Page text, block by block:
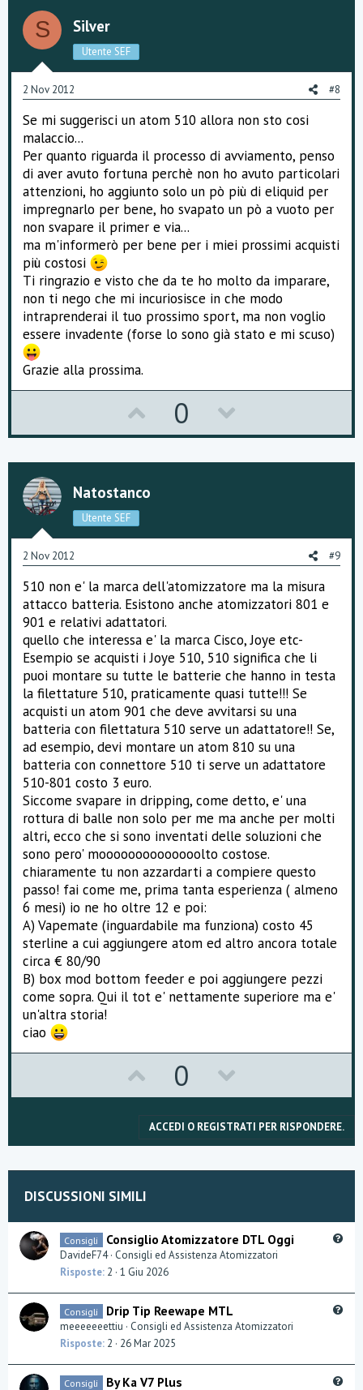
t
e
S Silver
Utente SEF
2 Nov 2012 #8
Se mi suggerisci un atom 510 allora non sto cosi
malaccio...
Per quanto riguarda il processo di avviamento, penso
di aver avuto fortuna perchè non ho avuto particolari
attenzioni, ho aggiunto solo un pò più di eliquid per
impregnarlo per bene, ho svapato un pò a vuoto per
non svapare il primer e via...
ma m'informerò per bene per i miei prossimi acquisti
più costosi
Ti ringrazio e visto che da te ho molto da imparare,
non ti nego che mi incuriosisce in che modo
intraprenderai il tuo prossimo sport, ma non voglio
essere invadente (forse lo sono già stato e mi scuso)
Grazie alla prossima.
p
v
e
0
o
w
o
t
e
Natostanco
Utente SEF
2 Nov 2012 #9
510 non e' la marca dell'atomizzatore ma la misura
attacco batteria. Esistono anche atomizzatori 801 e
901 e relativi adattatori.
quello che interessa e' la marca Cisco, Joye etc-
Esempio se acquisti i Joye 510, 510 significa che li
puoi montare su tutte le batterie che hanno in testa
la filettature 510, praticamente quasi tutte!!! Se
acquisti un atom 901 che deve avvitarsi su una
batteria con filettatura 510 serve un adattatore!! Se,
ad esempio, devi montare un atom 810 su una
batteria con connettore 510 ti serve un adattatore
510-801 costo 3 euro.
Siccome svapare in dripping, come detto, e' una
rottura di balle non solo per me ma anche per molti
altri, ecco che si sono inventati delle soluzioni che
sono pero' moooooooooooooolto costose.
chiaramente tu non azzardarti a compiere questo
passo! fai come me, prima tanta esperienza ( almeno
6 mesi) io ne ho oltre 12 e poi:
A) Vapemate (inguardabile ma funziona) costo 45
sterline a cui aggiungere atom ed altro ancora totale
circa € 80/90
B) box mod bottom feeder e poi aggiungere pezzi
come sopra. Qui il tot e' nettamente superiore ma e'
un'altra storia!
ciao
p
v
o
e
0
o
w
n
o
t
e
ACCEDI O REGISTRATI PER RISPONDERE.
DISCUSSIONI SIMILI
Consigli Consiglio Atomizzatore DTL Oggi
DavideF74 Consigli ed Assistenza Atomizzatori
Risposte 2 1 Giu 2026
Consigli Drip Tip Reewape MTL
meeeeeeettiu
Consigli ed Assistenza Atomizzatori
Risposte 2 26 Mar 2025
Consigli By Ka V7 Plus